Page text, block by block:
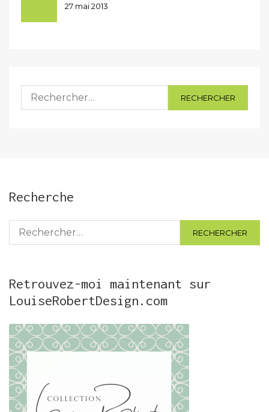
27 mai 2013
Rechercher :
Recherche
Rechercher :
Retrouvez-moi maintenant sur
LouiseRobertDesign.com